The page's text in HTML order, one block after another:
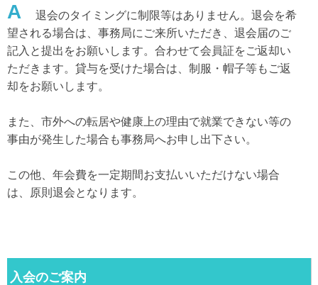
A
退会のタイミングに制限等はありません。退会を希
望される場合は、事務局にご来所いただき、退会届のご
記入と提出をお願いします。合わせて会員証をご返却い
ただきます。貸与を受けた場合は、制服・帽子等もご返
却をお願いします。
また、市外への転居や健康上の理由で就業できない等の
事由が発生した場合も事務局へお申し出下さい。
この他、年会費を一定期間お支払いいただけない場合
は、原則退会となります。
入会のご案内